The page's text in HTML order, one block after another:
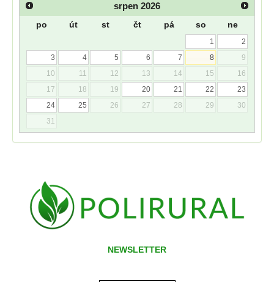
srpen 2026
po út st čt pá so ne
1
2
3
4 5 6 7 8
9
10
11 12 13 14 15
16
17
18 19 20 21 22
23
24
25 26 27 28 29
30
31
NEWSLETTER